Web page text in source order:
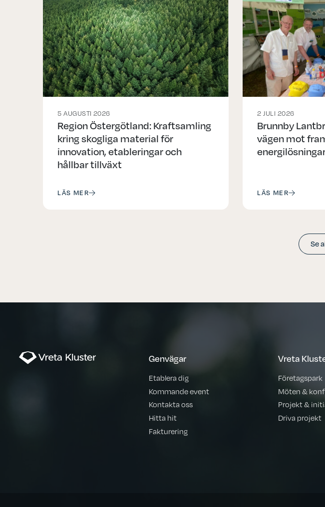
5 AUGUSTI 2026
Region Östergötland: Kraftsamling
kring skogliga material för
innovation, etableringar och
hållbar tillväxt
LÄS MER
2 JULI 2026
Brunnby
vägen mot
LÄS MER
Se
Genvägar
Etablera dig
Kommande event
Kontakta oss
Hitta hit
Fakturering
Vreta
Företagspark
Möten &
Projekt &
Driva projekt